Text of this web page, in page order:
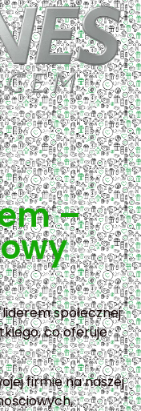
–
społecznej
co oferuje
firmie na naszej